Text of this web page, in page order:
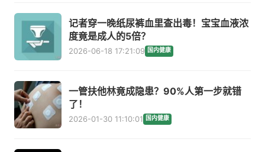
记者穿一晚纸尿裤血里查出毒！宝宝血液浓
度竟是成人的5倍？
2026-06-18 17:21:09 国内健康
一管扶他林竟成隐患？90%人第一步就错
了！
2026-01-30 11:10:01 国内健康